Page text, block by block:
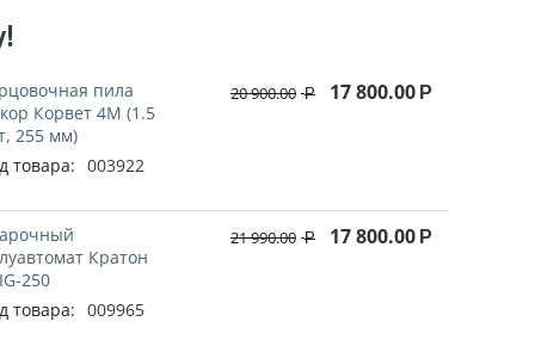
пила
Корвет 4М (1.5
255 мм)
товара: 003922
20 900.00 Р 17 800.00 Р
Кратон
250
товара: 009965
21 990.00 Р 17 800.00 Р